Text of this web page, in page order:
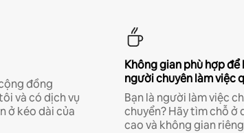
đồng
và có dịch vụ
ở kéo dài của
Không gian phù hợp
người chuyên làm việc
Bạn là người làm việc
chuyển? Hãy tìm chỗ ở
cao và không gian